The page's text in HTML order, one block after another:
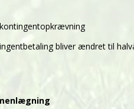
bliver ændret til